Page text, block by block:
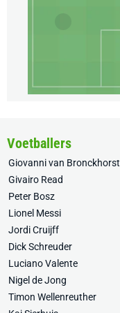
Voetballers
Giovanni van Bronckhorst
Givairo Read
Peter Bosz
Lionel Messi
Jordi Cruijff
Dick Schreuder
Luciano Valente
Nigel de Jong
Timon Wellenreuther